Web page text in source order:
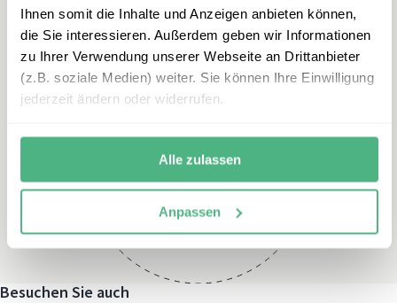
Ihnen somit die Inhalte und Anzeigen anbieten können,
die Sie interessieren. Außerdem geben wir Informationen
zu Ihrer Verwendung unserer Webseite an Drittanbieter
(z.B. soziale Medien) weiter. Sie können Ihre Einwilligung
jederzeit ändern oder widerrufen.
Alle zulassen
Anpassen
Montag – Freitag:
und nach individueller
Terminvereinbarung
Besuchen Sie auch